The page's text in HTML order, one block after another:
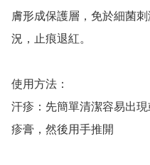
膚形成保護層，免於細菌
況，止痕退紅。
使用方法：
汗疹：先簡單清潔容易出
疹膏，然後用手推開